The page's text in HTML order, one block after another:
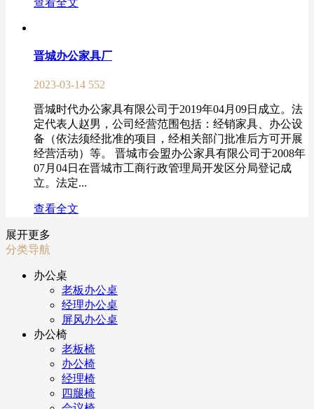
晋城办公家具厂
2023-03-14 552
晋城时代办公家具有限公司于2019年04月09日成立。法
定代表人赵男，公司经营范围包括：经销家具、办公设
备（依法须经批准的项目，经相关部门批准后方可开展
经营活动）等。 晋城市会盟办公家具有限公司于2008年
07月04日在晋城市工商行政管理局开发区分局登记成
立。法定...
查看全文
展开更多
分类导航
办公桌
老板办公桌
经理办公桌
屏风办公桌
办公椅
老板椅
办公椅
经理椅
四腿椅